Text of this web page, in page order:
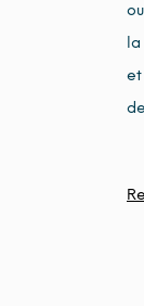
et